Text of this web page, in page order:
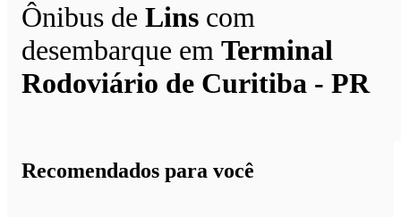
Ônibus de Lins com
desembarque em Terminal
Rodoviário de Curitiba - PR
Recomendados para você